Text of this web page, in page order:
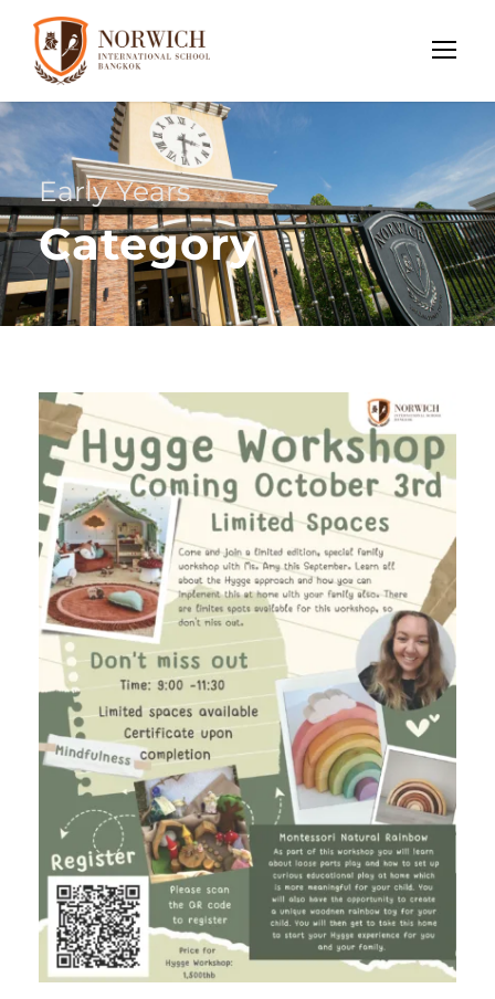
Early Years
Category